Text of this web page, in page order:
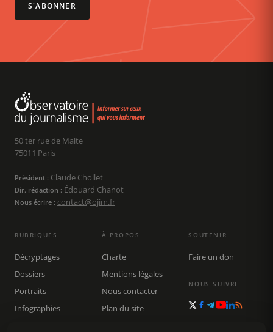
S'ABONNER
50 ter rue de Malte
75011 Paris
Président : Claude Chollet
Dir. rédaction : Édouard Chanot
Nous écrire : contact@ojim.fr
RUBRIQUES
Décryptages
Dossiers
Portraits
Infographies
À PROPOS
Charte
Mentions légales
Nous contacter
Plan du site
SOUTENIR
Faire un don
NOUS SUIVRE